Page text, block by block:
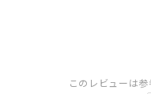
このレビューは